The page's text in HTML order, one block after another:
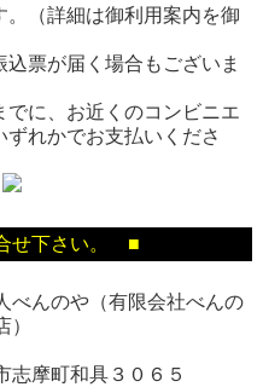
（詳細は御利用案内を御
票が届く場合もございま
でに、お近くのコンビニエ
れかでお支払いくださ
せ下さい。 ■
んのや（有限会社べんの
）
摩町和具３０６５